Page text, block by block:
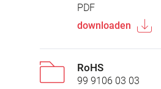
PDF
downloaden
RoHS
99 9106 03 03